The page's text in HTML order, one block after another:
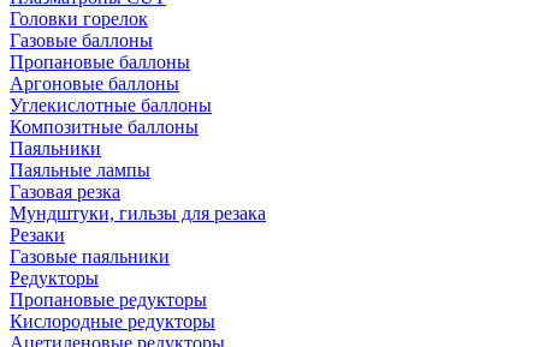
Головки горелок
Газовые баллоны
Пропановые баллоны
Аргоновые баллоны
Углекислотные баллоны
Композитные баллоны
Паяльники
Паяльные лампы
Газовая резка
Мундштуки, гильзы для резака
Резаки
Газовые паяльники
Редукторы
Пропановые редукторы
Кислородные редукторы
Ацетиленовые редукторы